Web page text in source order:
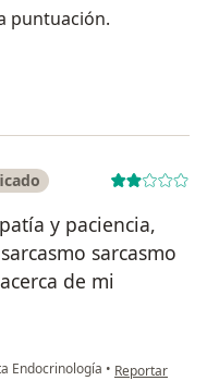
puntuación.
y paciencia,
sarcasmo
de mi
Endocrinología • en opinión del
Reportar